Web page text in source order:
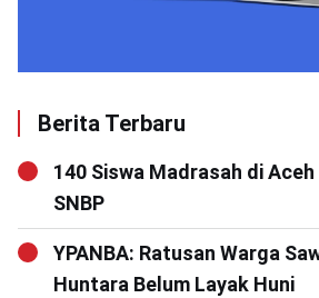
Berita Terbaru
140 Siswa Madrasah di
SNBP
YPANBA: Ratusan Warga
Huntara Belum Layak Huni